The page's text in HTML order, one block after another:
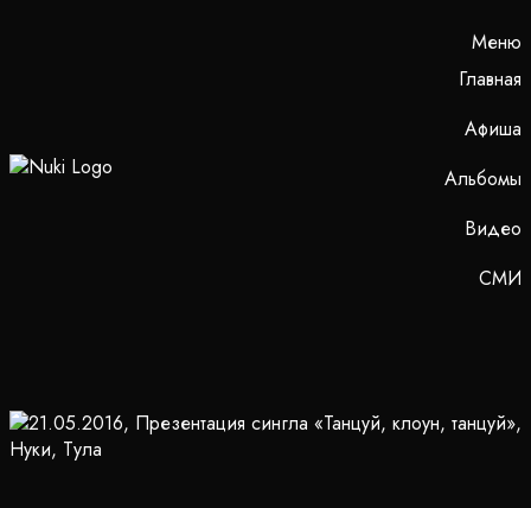
Меню
Главная
Афиша
Альбомы
Видео
СМИ